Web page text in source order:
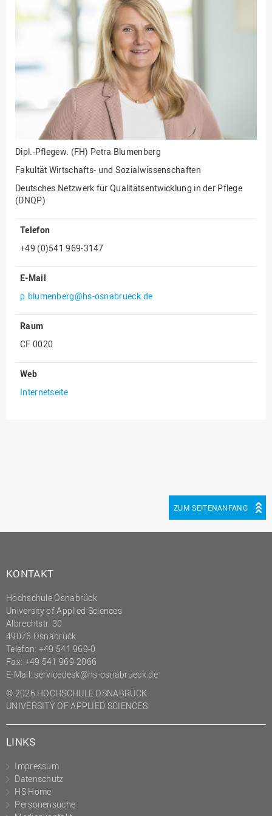
Ingenieurwissenschaften
Fakultät Management,
Kultur und Technik
Fakultät Wirtschafts- und
Sozialwissenschaften
Finanzen
Forschung, Kooperation,
Drittmittel
Gebäude und Technik
Gesellschaftliches
Engagement
Gleichstellungsbüro
strategie
Innenrevision
IT Service Center
Kommunikation und
Marketing
Prozessmanagement
Recht
Science to Business GmbH
Studierendensekretariat
Studium und Lehre
Transfer- und
Innovationsmanagement
Dipl.-Pflegew. (FH) Petra Blumenberg
Fakultät Wirtschafts- und Sozialwissenschaften
Deutsches Netzwerk für Qualitätsentwicklung in der Pflege
(DNQP)
Telefon
+49 (0)541 969-3147
E-Mail
p.blumenberg@hs-osnabrueck.de
Raum
CF 0020
Web
Internetseite
ZUM SEITENANFANG
KONTAKT
Hochschule Osnabrück
University of Applied Sciences
Albrechtstr. 30
49076 Osnabrück
Telefon: +49 541 969-0
Fax: +49 541 969-2066
E-Mail: servicedesk@hs-osnabrueck.de
© 2026 HOCHSCHULE OSNABRÜCK
UNIVERSITY OF APPLIED SCIENCES
LINKS
Impressum
Datenschutz
HS Home
Personensuche